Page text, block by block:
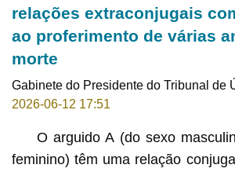
relações extraconjugais
ao proferimento de várias
morte
Gabinete do Presidente do Tribunal de
2026-06-12 17:51
O arguido A (do sexo
feminino) têm uma relação